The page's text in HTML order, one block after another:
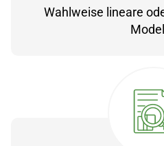
Wahlweise lineare